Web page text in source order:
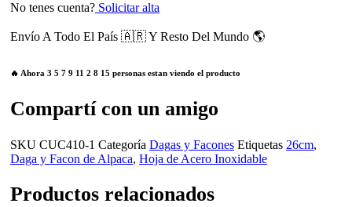
No tenes cuenta? Solicitar alta
Envío A Todo El País 🇦🇷 Y Resto Del Mundo 🌎
🔥 Ahora 3 5 7 9 11 2 8 15 personas estan viendo el producto
Compartí con un amigo
SKU CUC410-1 Categoría Dagas y Facones Etiquetas 26cm,
Daga y Facon de Alpaca, Hoja de Acero Inoxidable
Productos relacionados